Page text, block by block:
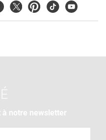
TwitterPinterest
TiktokYoutube
notre newsletter